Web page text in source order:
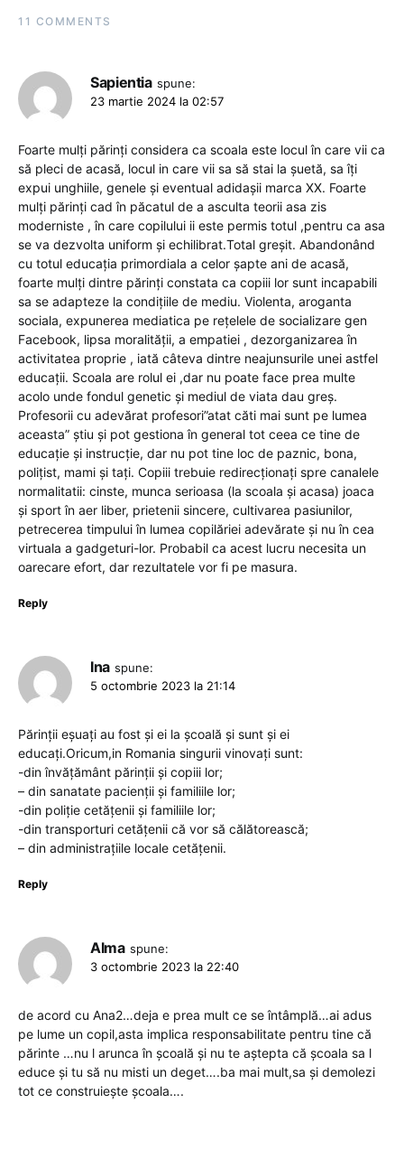
11 COMMENTS
Sapientia spune:
23 martie 2024 la 02:57
Foarte mulți părinți considera ca scoala este locul în care vii ca
să pleci de acasă, locul in care vii sa să stai la șuetă, sa îți
expui unghiile, genele și eventual adidașii marca XX. Foarte
mulți părinți cad în păcatul de a asculta teorii asa zis
moderniste , în care copilului ii este permis totul ,pentru ca asa
se va dezvolta uniform și echilibrat.Total greșit. Abandonând
cu totul educația primordiala a celor șapte ani de acasă,
foarte mulți dintre părinți constata ca copiii lor sunt incapabili
sa se adapteze la condițiile de mediu. Violenta, aroganta
sociala, expunerea mediatica pe rețelele de socializare gen
Facebook, lipsa moralității, a empatiei , dezorganizarea în
activitatea proprie , iată câteva dintre neajunsurile unei astfel
educații. Scoala are rolul ei ,dar nu poate face prea multe
acolo unde fondul genetic și mediul de viata dau greș.
Profesorii cu adevărat profesori”atat căti mai sunt pe lumea
aceasta” știu și pot gestiona în general tot ceea ce tine de
educație și instrucție, dar nu pot tine loc de paznic, bona,
polițist, mami și tați. Copiii trebuie redirecționați spre canalele
normalitatii: cinste, munca serioasa (la scoala și acasa) joaca
și sport în aer liber, prietenii sincere, cultivarea pasiunilor,
petrecerea timpului în lumea copilăriei adevărate și nu în cea
virtuala a gadgeturi-lor. Probabil ca acest lucru necesita un
oarecare efort, dar rezultatele vor fi pe masura.
Reply
Ina spune:
5 octombrie 2023 la 21:14
Părinții eșuați au fost și ei la școală și sunt și ei
educați.Oricum,in Romania singurii vinovați sunt:
-din învățământ părinții și copiii lor;
– din sanatate pacienții și familiile lor;
-din poliție cetățenii și familiile lor;
-din transporturi cetățenii că vor să călătorească;
– din administrațiile locale cetățenii.
Reply
Alma spune:
3 octombrie 2023 la 22:40
de acord cu Ana2…deja e prea mult ce se întâmplă…ai adus
pe lume un copil,asta implica responsabilitate pentru tine că
părinte …nu l arunca în școală și nu te aștepta că școala sa l
educe și tu să nu misti un deget….ba mai mult,sa și demolezi
tot ce construiește școala….